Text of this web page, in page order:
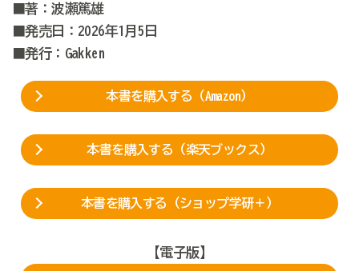
■著：波瀬篤雄
■発売日：2026年1月5日
■発行：Gakken
本書を購入する（Amazon）
本書を購入する（楽天ブックス）
本書を購入する（ショップ学研＋）
【電子版】